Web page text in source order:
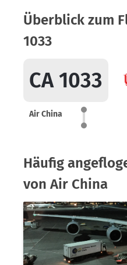
Überblick zum
1033
CA 1033
Air China
Häufig
von Air China